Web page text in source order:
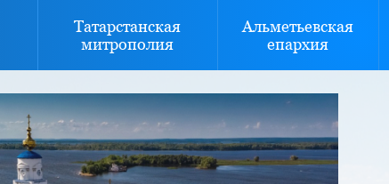
Татарстанская
митрополия
Альметьевская
епархия